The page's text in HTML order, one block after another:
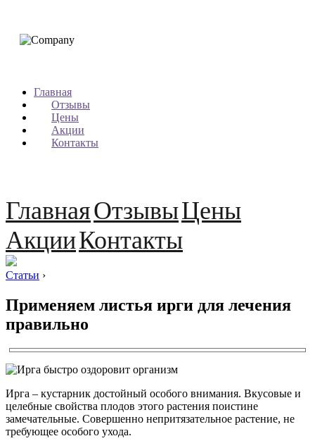
Главная
Отзывы
Цены
Акции
Контакты
ГлавнаяОтзывыЦены
АкцииКонтакты
Статьи ›
Применяем листья ирги для лечения
правильно
Ирга – кустарник достойный особого внимания. Вкусовые и
целебные свойства плодов этого растения поистине
замечательные. Совершенно непритязательное растение, не
требующее особого ухода.